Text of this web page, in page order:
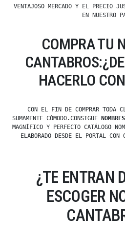
VENTAJOSO MERCADO Y EL PRECIO
EN NUESTRO
COMPRA TU
HACERLO
CON EL FIN DE COMPRAR TODA
SUMAMENTE CÓMODO.CONSIGUE
MAGNÍFICO Y PERFECTO CATÁLOGO
ELABORADO DESDE EL PORTAL CON
¿TE ENTRAN
ESCOGER